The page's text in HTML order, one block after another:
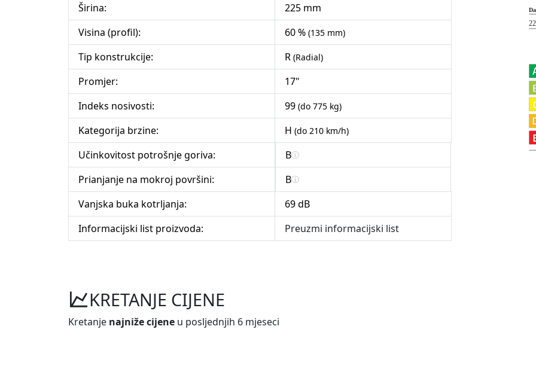
Širina:
225 mm
Visina (profil):
60 % (135 mm)
Tip konstrukcije: R (Radial)
Promjer:
17"
Indeks nosivosti:
99 (do 775 kg)
Kategorija brzine: H (do 210 km/h)
Učinkovitost potrošnje goriva:
B
Prianjanje na mokroj površini:
B
Vanjska buka kotrljanja:
69 dB
Informacijski list proizvoda:
Preuzmi informacijski list
KRETANJE CIJENE
Kretanje najniže cijene u posljednjih 6 mjeseci